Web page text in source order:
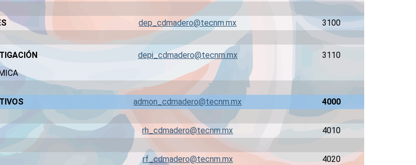
dep_cdmadero@tecnm.mx
3100
depi_cdmadero@tecnm.mx
3110
admon_cdmadero@tecnm.mx
4000
rh_cdmadero@tecnm.mx
4010
rf_cdmadero@tecnm.mx
4020